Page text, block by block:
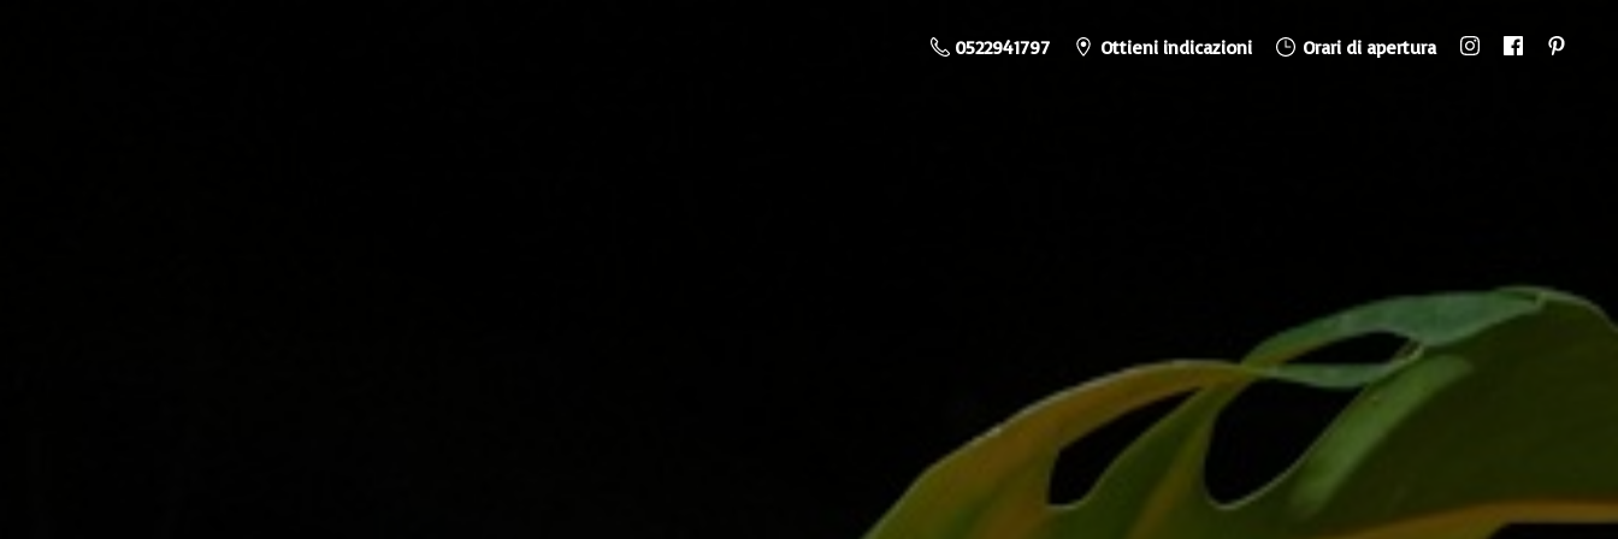
0522941797 Ottieni indicazioni Orari di apertura